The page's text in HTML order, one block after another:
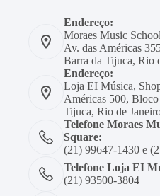
Endereço:
Moraes Music
Av. das Américas
Barra da Tijuca, Rio
Endereço:
Loja EI Música,
Américas 500,
Tijuca, Rio de
Telefone Moraes
Square:
(21) 99647-1430 e
Telefone Loja EI
(21) 93500-3804